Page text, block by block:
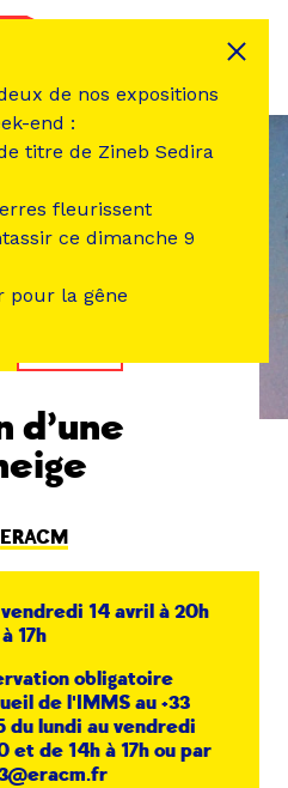
d’une
ERACM
14 avril à 20h
17h
obligatoire
de l'IMMS au +33
du lundi au vendredi
et de 14h à 17h ou par
de nos expositions
end :
titre de Zineb Sedira
fleurissent
ce dimanche 9
pour la gêne